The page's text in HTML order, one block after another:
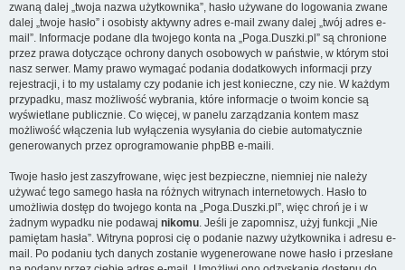
zwaną dalej „twoja nazwa użytkownika”, hasło używane do logowania zwane
dalej „twoje hasło” i osobisty aktywny adres e-mail zwany dalej „twój adres e-
mail”. Informacje podane dla twojego konta na „Poga.Duszki.pl” są chronione
przez prawa dotyczące ochrony danych osobowych w państwie, w którym stoi
nasz serwer. Mamy prawo wymagać podania dodatkowych informacji przy
rejestracji, i to my ustalamy czy podanie ich jest konieczne, czy nie. W każdym
przypadku, masz możliwość wybrania, które informacje o twoim koncie są
wyświetlane publicznie. Co więcej, w panelu zarządzania kontem masz
możliwość włączenia lub wyłączenia wysyłania do ciebie automatycznie
generowanych przez oprogramowanie phpBB e-maili.
Twoje hasło jest zaszyfrowane, więc jest bezpieczne, niemniej nie należy
używać tego samego hasła na różnych witrynach internetowych. Hasło to
umożliwia dostęp do twojego konta na „Poga.Duszki.pl”, więc chroń je i w
żadnym wypadku nie podawaj nikomu. Jeśli je zapomnisz, użyj funkcji „Nie
pamiętam hasła”. Witryna poprosi cię o podanie nazwy użytkownika i adresu e-
mail. Po podaniu tych danych zostanie wygenerowane nowe hasło i przesłane